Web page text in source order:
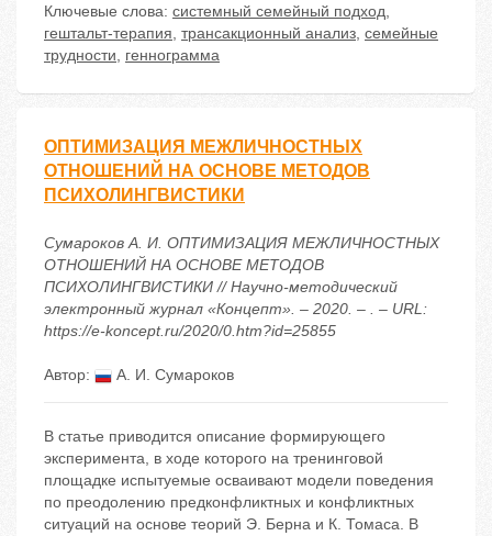
Ключевые слова: системный семейный подход,
гештальт-терапия, трансакционный анализ, семейные
трудности, геннограмма
ОПТИМИЗАЦИЯ МЕЖЛИЧНОСТНЫХ
ОТНОШЕНИЙ НА ОСНОВЕ МЕТОДОВ
ПСИХОЛИНГВИСТИКИ
Сумароков А. И. ОПТИМИЗАЦИЯ МЕЖЛИЧНОСТНЫХ
ОТНОШЕНИЙ НА ОСНОВЕ МЕТОДОВ
ПСИХОЛИНГВИСТИКИ // Научно-методический
электронный журнал «Концепт». – 2020. – . – URL:
https://e-koncept.ru/2020/0.htm?id=25855
Автор: А. И. Сумароков
В статье приводится описание формирующего
эксперимента, в ходе которого на тренинговой
площадке испытуемые осваивают модели поведения
по преодолению предконфликтных и конфликтных
ситуаций на основе теорий Э. Берна и К. Томаса. В